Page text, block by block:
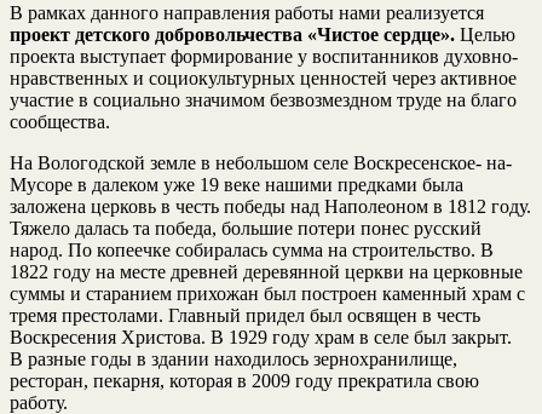
В рамках данного направления работы нами реализуется
проект детского добровольчества «Чистое сердце». Целью
проекта выступает формирование у воспитанников духовно-
нравственных и социокультурных ценностей через активное
участие в социально значимом безвозмездном труде на благо
сообщества.
На Вологодской земле в небольшом селе Воскресенское- на-
Мусоре в далеком уже 19 веке нашими предками была
заложена церковь в честь победы над Наполеоном в 1812 году.
Тяжело далась та победа, большие потери понес русский
народ. По копеечке собиралась сумма на строительство. В
1822 году на месте древней деревянной церкви на церковные
суммы и старанием прихожан был построен каменный храм с
тремя престолами. Главный придел был освящен в честь
Воскресения Христова. В 1929 году храм в селе был закрыт.
В разные годы в здании находилось зернохранилище,
ресторан, пекарня, которая в 2009 году прекратила свою
работу.